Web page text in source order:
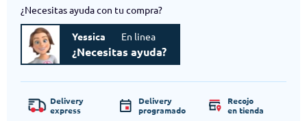
¿Necesitas ayuda con tu compra?
Yessica En linea
¿Necesitas ayuda?
Delivery
express
Delivery
programado
Recojo
en tienda